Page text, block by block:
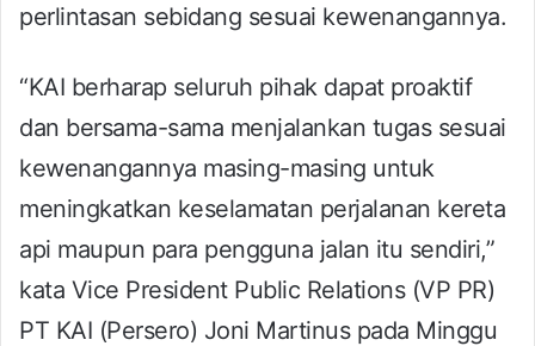
perlintasan sebidang sesuai kewenangannya.
“KAI berharap seluruh pihak dapat proaktif
dan bersama-sama menjalankan tugas sesuai
kewenangannya masing-masing untuk
meningkatkan keselamatan perjalanan kereta
api maupun para pengguna jalan itu sendiri,”
kata Vice President Public Relations (VP PR)
PT KAI (Persero) Joni Martinus pada Minggu